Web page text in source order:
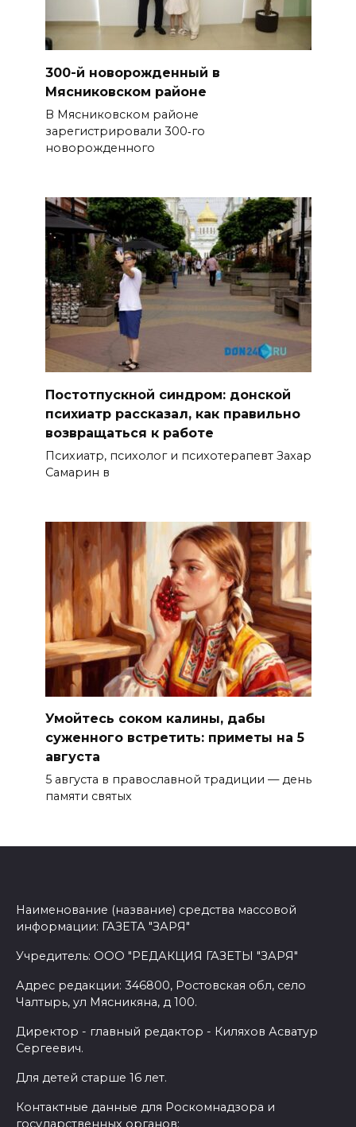
300-й новорожденный в
Мясниковском районе
В Мясниковском районе
зарегистрировали 300‑го
новорожденного
Постотпускной синдром: донской
психиатр рассказал, как правильно
возвращаться к работе
Психиатр, психолог и психотерапевт Захар
Самарин в
Умойтесь соком калины, дабы
суженного встретить: приметы на 5
августа
5 августа в православной традиции — день
памяти святых
Наименование (название) средства массовой
информации: ГАЗЕТА "ЗАРЯ"
Учредитель: ООО "РЕДАКЦИЯ ГАЗЕТЫ "ЗАРЯ"
Адрес редакции: 346800, Ростовская обл, село
Чалтырь, ул Мясникяна, д 100.
Директор - главный редактор - Киляхов Асватур
Сергеевич.
Для детей старше 16 лет.
Контактные данные для Роскомнадзора и
государственных органов: